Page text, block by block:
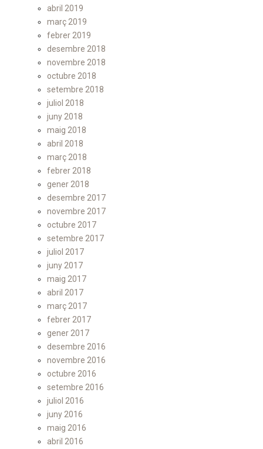
abril 2019
març 2019
febrer 2019
desembre 2018
novembre 2018
octubre 2018
setembre 2018
juliol 2018
juny 2018
maig 2018
abril 2018
març 2018
febrer 2018
gener 2018
desembre 2017
novembre 2017
octubre 2017
setembre 2017
juliol 2017
juny 2017
maig 2017
abril 2017
març 2017
febrer 2017
gener 2017
desembre 2016
novembre 2016
octubre 2016
setembre 2016
juliol 2016
juny 2016
maig 2016
abril 2016